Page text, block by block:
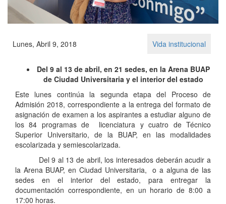
Lunes, Abril 9, 2018 Vida institucional
Del 9 al 13 de abril, en 21 sedes, en la Arena BUAP
de Ciudad Universitaria y el interior del estado
Este lunes continúa la segunda etapa del Proceso de
Admisión 2018, correspondiente a la entrega del formato de
asignación de examen a los aspirantes a estudiar alguno de
los 84 programas de licenciatura y cuatro de Técnico
Superior Universitario, de la BUAP, en las modalidades
escolarizada y semiescolarizada.
Del 9 al 13 de abril, los interesados deberán acudir a
la Arena BUAP, en Ciudad Universitaria, o a alguna de las
sedes en el interior del estado, para entregar la
documentación correspondiente, en un horario de 8:00 a
17:00 horas.